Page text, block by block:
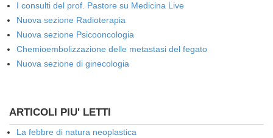
I consulti del prof. Pastore su Medicina Live
Nuova sezione Radioterapia
Nuova sezione Psicooncologia
Chemioembolizzazione delle metastasi del fegato
Nuova sezione di ginecologia
ARTICOLI PIU' LETTI
La febbre di natura neoplastica